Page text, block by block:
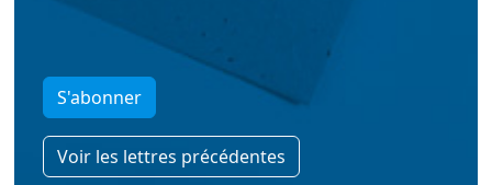
S'abonner
Voir les lettres précédentes